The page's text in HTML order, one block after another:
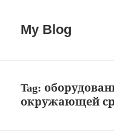
My Blog
Tag:
окружающей